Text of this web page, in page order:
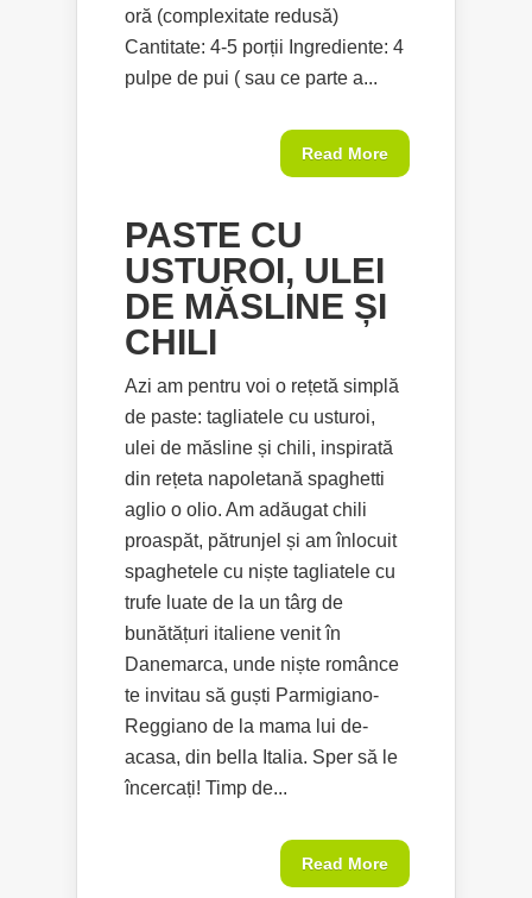
oră (complexitate redusă)
Cantitate: 4-5 porții Ingrediente: 4
pulpe de pui ( sau ce parte a...
Read More
PASTE CU
USTUROI, ULEI
DE MĂSLINE ȘI
CHILI
Azi am pentru voi o rețetă simplă
de paste: tagliatele cu usturoi,
ulei de măsline și chili, inspirată
din rețeta napoletană spaghetti
aglio o olio. Am adăugat chili
proaspăt, pătrunjel și am înlocuit
spaghetele cu niște tagliatele cu
trufe luate de la un târg de
bunătățuri italiene venit în
Danemarca, unde niște românce
te invitau să guști Parmigiano-
Reggiano de la mama lui de-
acasa, din bella Italia. Sper să le
încercați! Timp de...
Read More